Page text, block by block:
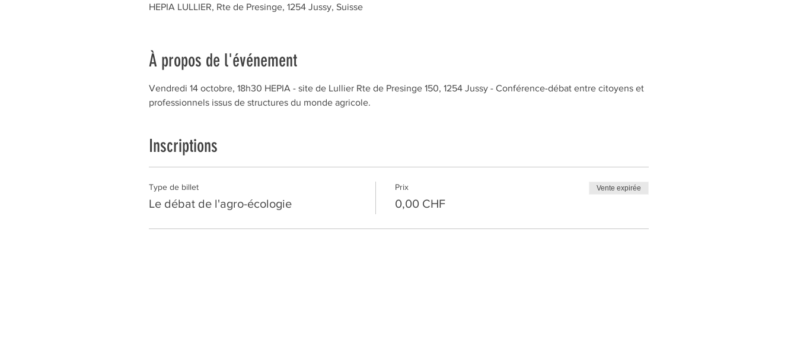
HEPIA LULLIER, Rte de Presinge, 1254 Jussy, Suisse
À propos de l'événement
Vendredi 14 octobre, 18h30 HEPIA - site de Lullier Rte de Presinge 150, 1254 Jussy - Conférence-débat entre citoyens et
professionnels issus de structures du monde agricole.
Inscriptions
Type de billet
Le débat de l'agro-écologie
Prix
0,00 CHF
Vente expirée